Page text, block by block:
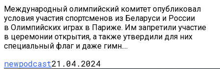
Международный олимпийский комитет опубликовал
условия участия спортсменов из Беларуси и России
в Олимпийских играх в Париже. Им запретили участие
в церемонии открытия, а также утвердили для них
специальный флаг и даже гимн....
newpodcast21.04.2024